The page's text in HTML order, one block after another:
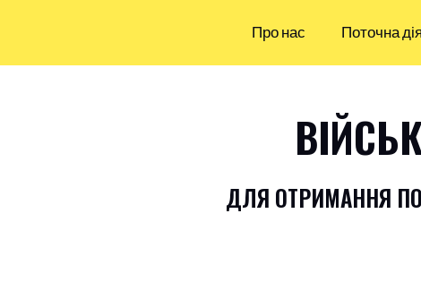
Про нас Поточна
ДЛЯ ОТРИМАННЯ